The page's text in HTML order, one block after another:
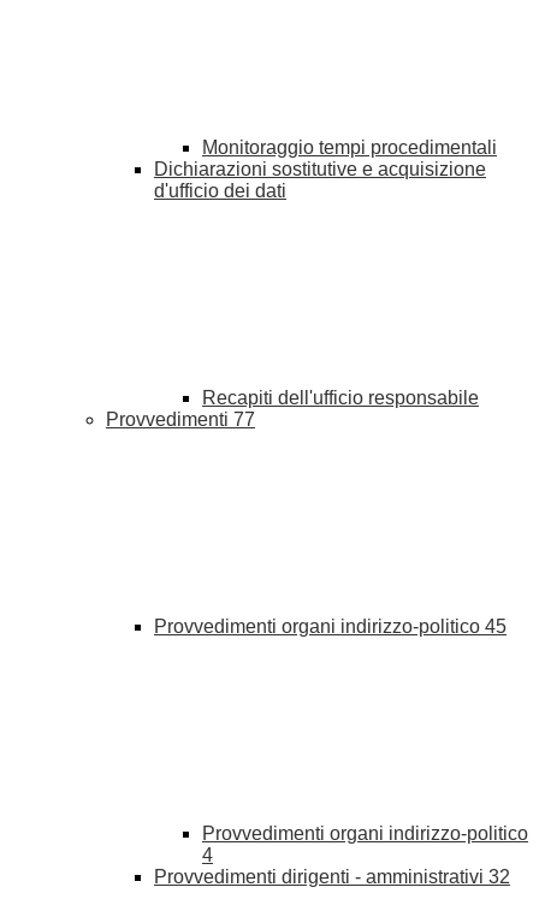
Monitoraggio tempi procedimentali
Dichiarazioni sostitutive e acquisizione
d'ufficio dei dati
Recapiti dell'ufficio responsabile
Provvedimenti 77
Provvedimenti organi indirizzo-politico 45
Provvedimenti organi indirizzo-politico
4
Provvedimenti dirigenti - amministrativi 32